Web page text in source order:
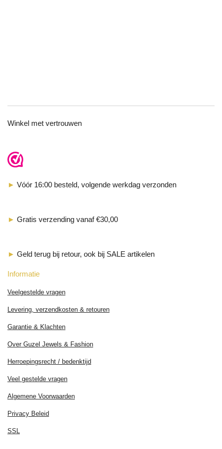
Winkel met vertrouwen
► Vóór 16:00 besteld, volgende werkdag verzonden
► Gratis verzending vanaf €30,00
► Geld terug bij retour, ook bij SALE artikelen
Informatie
Veelgestelde vragen
Levering, verzendkosten & retouren
Garantie & Klachten
Over Guzel Jewels & Fashion
Herroepingsrecht / bedenktijd
Veel gestelde vragen
Algemene Voorwaarden
Privacy Beleid
SSL